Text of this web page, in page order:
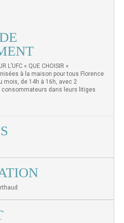
L’UFC « QUE CHOISIR »
à la maison pour tous Florence
mois, de 14h à 16h, avec 2
dans leurs litiges